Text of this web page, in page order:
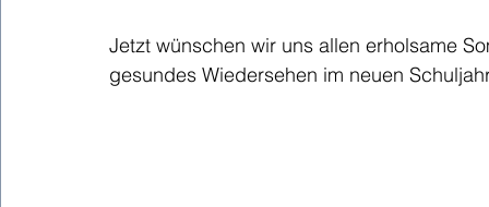
Jetzt wünschen wir uns allen erholsame
gesundes Wiedersehen im neuen